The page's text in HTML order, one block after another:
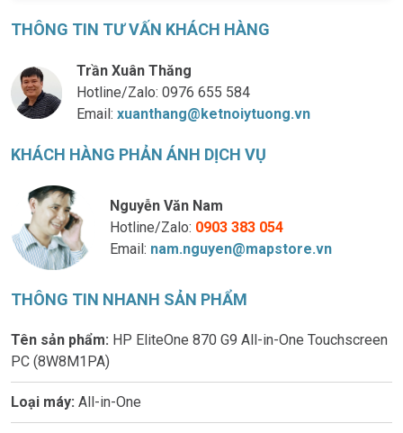
THÔNG TIN TƯ VẤN KHÁCH HÀNG
Trần Xuân Thăng
Hotline/Zalo:0976 655 584
Email:xuanthang@ketnoiytuong.vn
KHÁCH HÀNG PHẢN ÁNH DỊCH VỤ
Nguyễn Văn Nam
Hotline/Zalo: 0903 383 054
Email: nam.nguyen@mapstore.vn
THÔNG TIN NHANH SẢN PHẨM
Tên sản phẩm: HP EliteOne 870 G9 All-in-One Touchscreen
PC (8W8M1PA)
Loại máy: All-in-One